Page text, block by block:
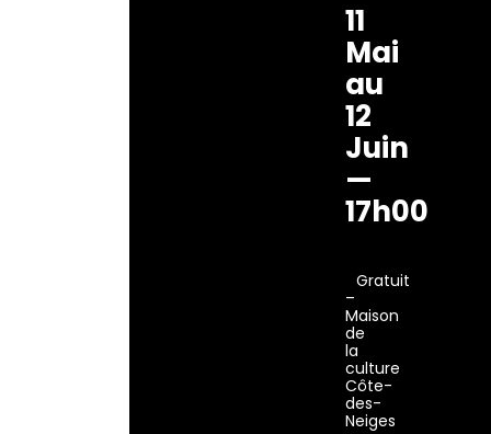
11
Mai
au
12
Juin
—
17h00
Gratuit
–
Maison
de
la
culture
Côte-
des-
Neiges